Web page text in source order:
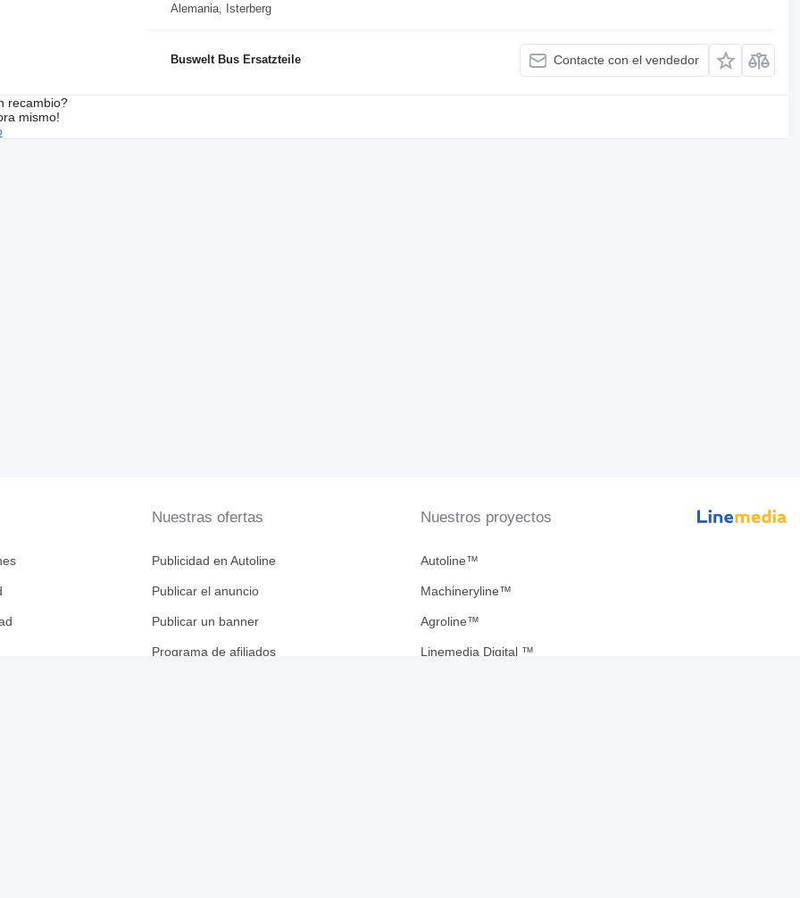
Alemania, Isterberg
Buswelt Bus Ersatzteile Contacte con el vendedor
recambio?
mismo!
Nuestras ofertas
Publicidad en Autoline
Publicar el anuncio
Publicar un banner
Programa de afiliados
Nuestros proyectos
Autoline™
Machineryline™
Agroline™
Linemedia Digital ™